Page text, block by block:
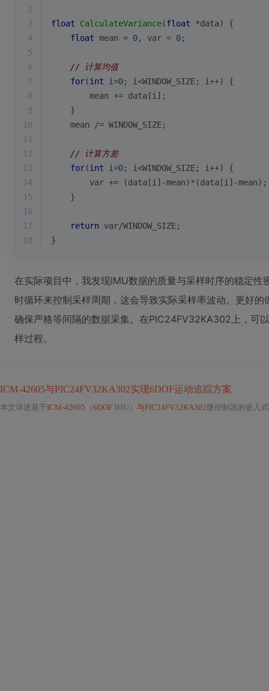
2
3
float CalculateVariance(float *data)
{
4
float mean = 0, var = 0;
5
6
// 计算均值
7
for(int i=0; i<WINDOW_SIZE; i++) {
8
        mean += data[i];
9
    }
10
    mean /= WINDOW_SIZE;
11
12
// 计算方差
13
for(int i=0; i<WINDOW_SIZE; i++) {
14
        var += (data[i]-mean)*(data[i]-mean);
15
    }
16
17
return var/WINDOW_SIZE;
18
}
在实际项目中，我发现IMU数据的质量与采样时序的稳定
时循环来控制采样周期，这会导致实际采样率波动。更好
确保严格等间隔的数据采集。在PIC24FV32KA302上，可
样过程。
ICM-42605与PIC24FV32KA302实现6DOF运动追踪方案
本文详述基于ICM-42605 （6DOF IMU） 与PIC24FV32KA302微控制器的嵌入式